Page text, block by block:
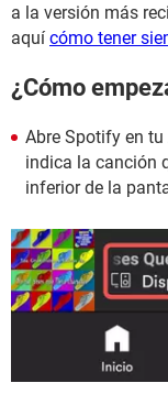
a la versión más
aquí cómo tener
¿Cómo
Abre Spotify en
indica la canción
inferior de la